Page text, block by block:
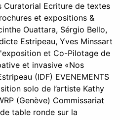
Curatorial Ecriture de textes
et expositions &
Ouattara, Sérgio Bello,
Estripeau, Yves Minssart
et Co-Pilotage de
et invasive «Nos
(IDF) EVENEMENTS
solo de l’artiste Kathy
(Genève) Commissariat
table ronde sur la